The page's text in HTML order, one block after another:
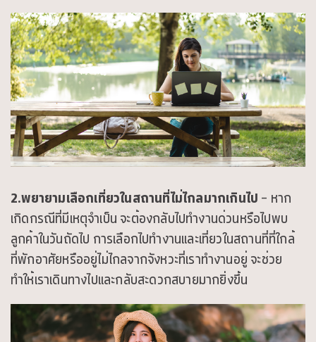
2.พยายามเลือกเที่ยวในสถานที่ไม่ไกลมากเกินไป– หาก
เกิดกรณีที่มีเหตุจำเป็น จะต้องกลับไปทำงานด่วนหรือไปพบ
ลูกค้าในวันถัดไป การเลือกไปทำงานและเที่ยวในสถานที่ที่ใกล้
ที่พักอาศัยหรืออยู่ไม่ไกลจากจังหวะที่เราทำงานอยู่ จะช่วย
ทำให้เราเดินทางไปและกลับสะดวกสบายมากยิ่งขึ้น